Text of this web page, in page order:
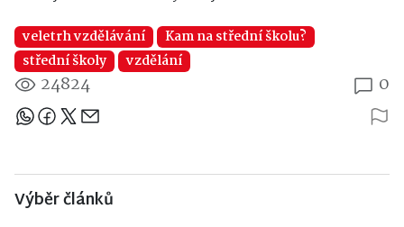
veletrh vzdělávání
Kam na střední školu?
střední školy
vzdělání
24824 0
Sdílejte článek
Výběr článků